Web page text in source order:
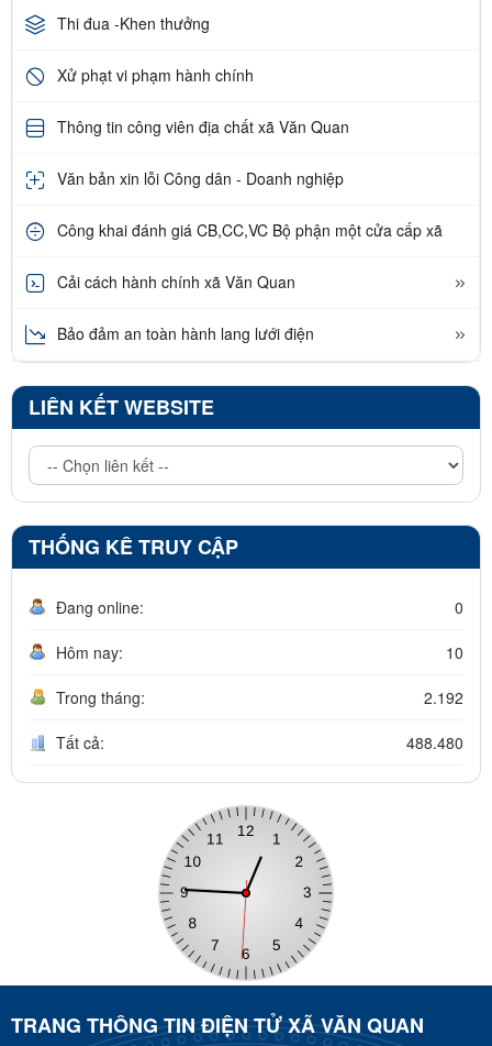
Thi đua -Khen thưởng
Xử phạt vi phạm hành chính
Thông tin công viên địa chất xã Văn Quan
Văn bản xin lỗi Công dân - Doanh nghiệp
Công khai đánh giá CB,CC,VC Bộ phận một cửa cấp xã
Cải cách hành chính xã Văn Quan
Bảo đảm an toàn hành lang lưới điện
LIÊN KẾT WEBSITE
THỐNG KÊ TRUY CẬP
Đang online: 0
Hôm nay: 10
Trong tháng: 2.192
Tất cả: 488.480
TRANG THÔNG TIN ĐIỆN TỬ XÃ VĂN QUAN